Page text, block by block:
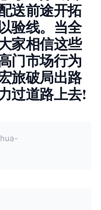
送前途开拓
验线。当全
家相信这些
门市场行为
旅破局出路
过道路上去!